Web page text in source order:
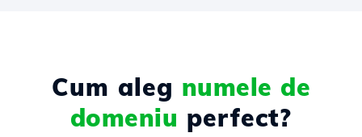
Cum aleg numele de
domeniu perfect?